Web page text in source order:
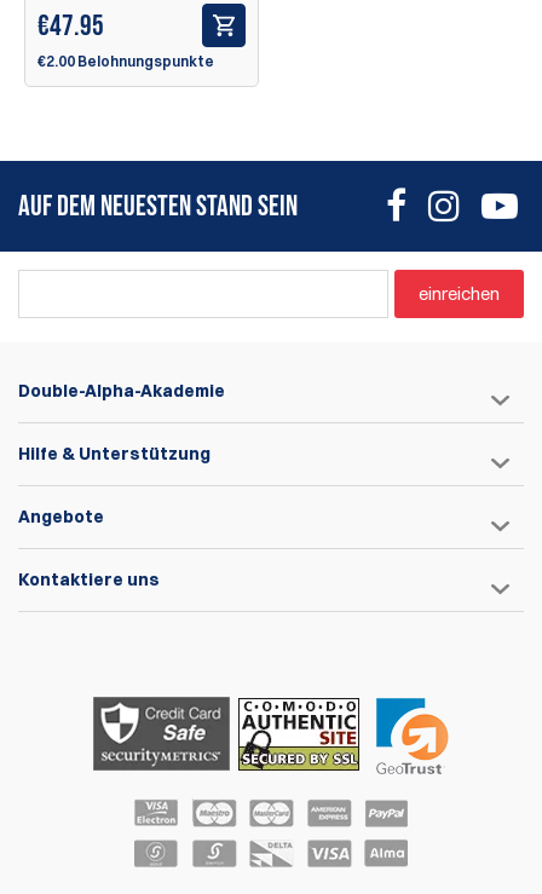
€47.95
€2.00 Belohnungspunkte
AUF DEM NEUESTEN STAND SEIN
einreichen
Double-Alpha-Akademie
Hilfe & Unterstützung
Angebote
Kontaktiere uns